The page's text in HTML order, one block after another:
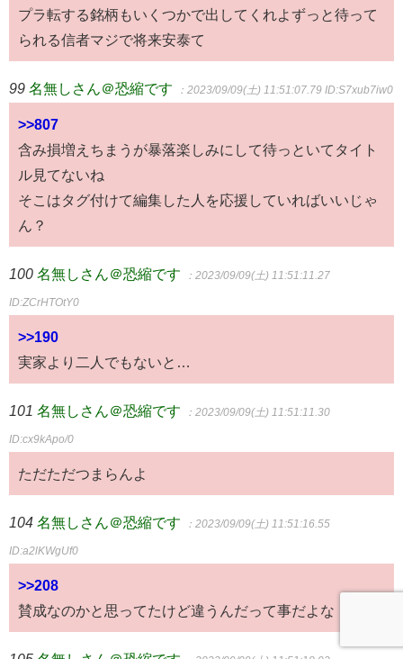
プラ転する銘柄もいくつかで出してくれよずっと待って
られる信者マジで将来安泰て
99 名無しさん＠恐縮です ：2023/09/09(土) 11:51:07.79 ID:S7xub7iw0
>>807
含み損増えちまうが暴落楽しみにして待っといてタイト
ル見てないね
そこはタグ付けて編集した人を応援していればいいじゃ
ん？
100 名無しさん＠恐縮です ：2023/09/09(土) 11:51:11.27
ID:ZCrHTOtY0
>>190
実家より二人でもないと…
101 名無しさん＠恐縮です ：2023/09/09(土) 11:51:11.30
ID:cx9kApo/0
ただただつまらんよ
104 名無しさん＠恐縮です ：2023/09/09(土) 11:51:16.55
ID:a2lKWgUf0
>>208
賛成なのかと思ってたけど違うんだって事だよな